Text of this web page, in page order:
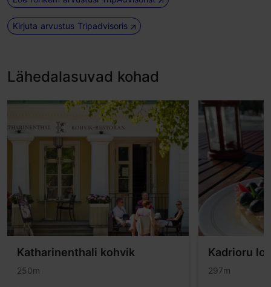
Kirjuta arvustus Tripadvisoris
Lähedalasuvad kohad
Katharinenthali kohvik
250m
Kadrioru
297m